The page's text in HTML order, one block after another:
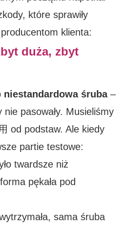
które sprawiły
klienta:
duża, zbyt
niestandardowa śruba–
pasowały. Musieliśmy
od podstaw. Ale kiedy
partie testowe:
twardsze niż
pękała pod
sama śruba